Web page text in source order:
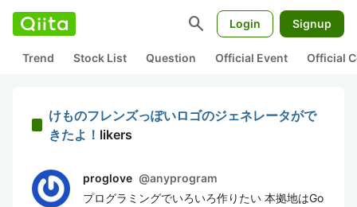
search Login Signup
Trend Stock List Question Official Event Official
けものフレンズっぽいロゴのジェネレータがで
きたよ！ likers
proglove @anyprogram
プログラミングでいろいろ作りたい 本拠地はGo